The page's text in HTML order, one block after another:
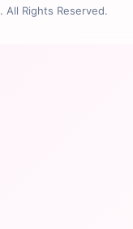
. All Rights Reserved.